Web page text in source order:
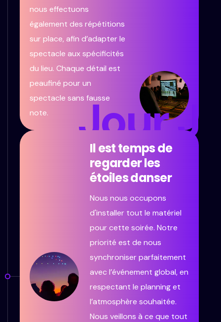
nous effectuons
également des répétitions
sur place, afin d’adapter le
spectacle aux spécificités
du lieu. Chaque détail est
peaufiné pour un
spectacle sans fausse
note.
Jour J
Il est temps de
regarder les
étoiles danser
Nous nous occupons
d'installer tout le matériel
pour cette soirée. Notre
priorité est de nous
synchroniser parfaitement
avec l’événement global, en
respectant le planning et
l’atmosphère souhaitée.
Nous veillons à ce que tout